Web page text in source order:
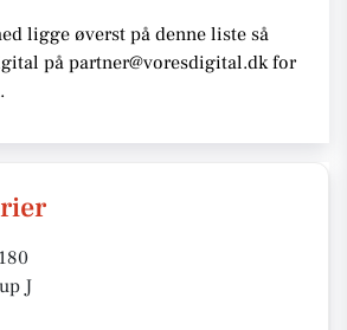
ligge øverst på denne liste så
på partner@voresdigital.dk for
J